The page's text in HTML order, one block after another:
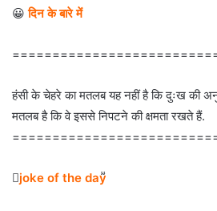
😀दिन के बारे में
हंसी के चेहरे का मतलब यह नहीं है कि दुःख की
मतलब है कि वे इससे निपटने की क्षमता रखते हैं.
joke of the day